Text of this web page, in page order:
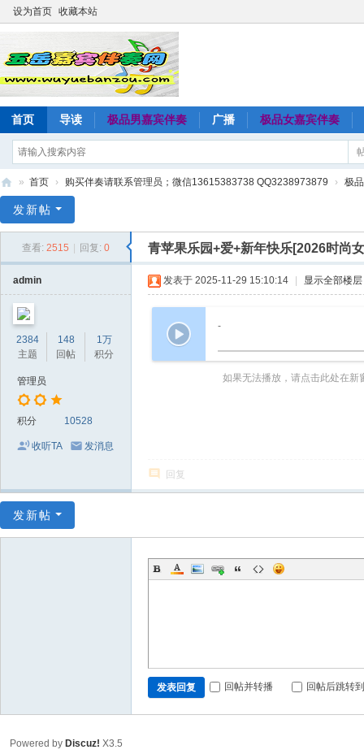
设为首页 收藏本站
首页 导读 极品男嘉宾伴奏 广播 极品女嘉宾伴奏
岳
伴
下
» 首页 › 购买伴奏请联系管理员；微信13615383738 QQ3238973879 › 极
发新帖
查看: 2515 回复: 0 青苹果乐园+爱+新年快乐[2026时尚
admin
2384
主题
148
回帖
1万
积分
管理员
积分 10528
收听TA 发消息
发表于 2025-11-29 15:10:14 显示全部楼层
-
如果无法播放，请点击此处在新
回复
发新帖
发表回复 回帖并转播 回帖后跳转
Powered by Discuz! X3.5